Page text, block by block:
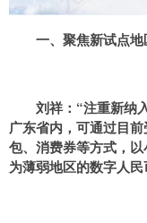
一、聚焦新试点
刘祥： “注重新纳
广东省内，可通过目
包、消费券等方式，
为薄弱地区的数字人